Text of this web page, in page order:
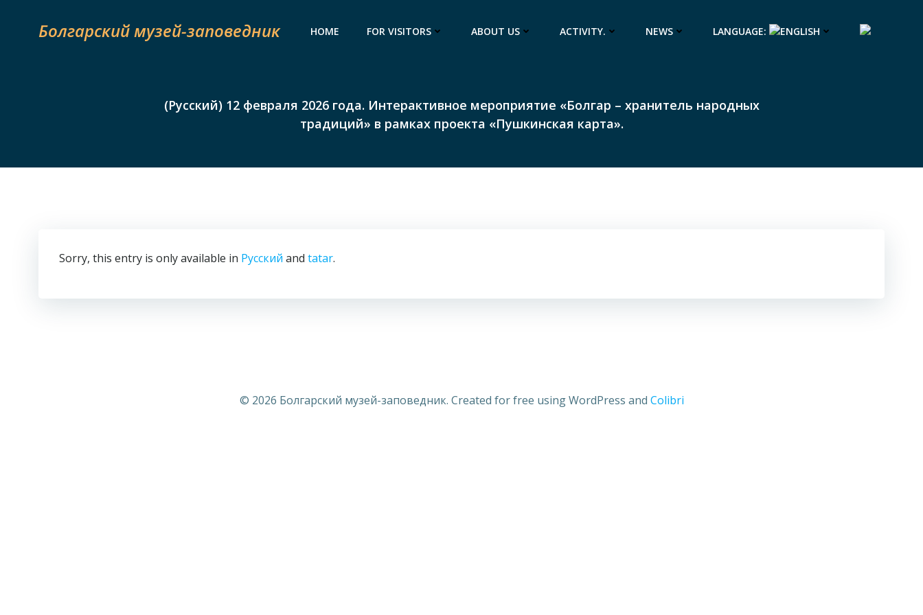
Болгарский музей-заповедник HOME FOR VISITORS ABOUT US ACTIVITY. NEWS LANGUAGE:
(Русский) 12 февраля 2026 года. Интерактивное мероприятие «Болгар – хранитель народных
традиций» в рамках проекта «Пушкинская карта».
Sorry, this entry is only available in Русский and tatar.
© 2026 Болгарский музей-заповедник. Created for free using WordPress and Colibri